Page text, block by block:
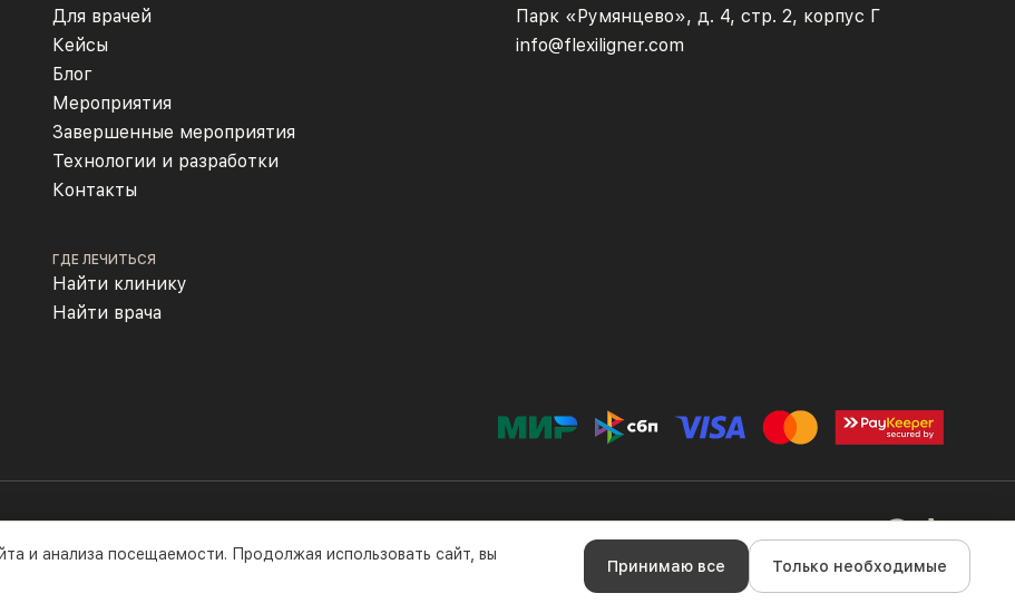
Для врачей
Кейсы
Блог
Мероприятия
Завершенные мероприятия
Технологии и разработки
Контакты
ГДЕ ЛЕЧИТЬСЯ
Найти клинику
Найти врача
Парк «Румянцево», д. 4, стр. 2, корпус Г
info@flexiligner.com
©2016-2026 гг. Политика конфиденциальности Файлы cookie Правила оплаты
и анализа посещаемости. Продолжая использовать сайт, вы
Принимаю все Только необходимые